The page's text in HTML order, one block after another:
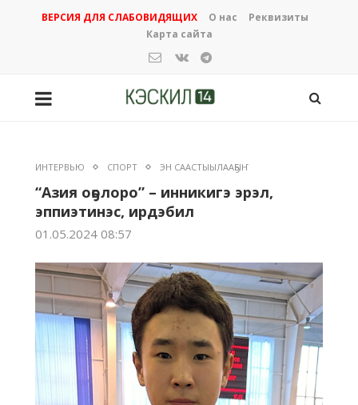
ВЕРСИЯ ДЛЯ СЛАБОВИДЯЩИХ О нас
Реквизиты
Карта сайта
ИНТЕРВЬЮ СПОРТ ЭН СААСТЫЫЛААҔЫҤ
“Азия оҕолоро” – инникигэ эрэл,
эппиэтинэс, ирдэбил
01.05.2024 08:57